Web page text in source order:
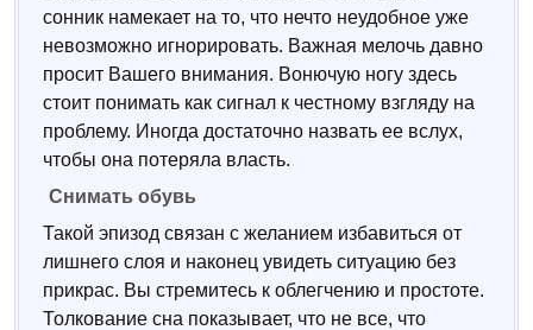
сонник намекает на то, что нечто неудобное уже
невозможно игнорировать. Важная мелочь давно
просит Вашего внимания. Вонючую ногу здесь
стоит понимать как сигнал к честному взгляду на
проблему. Иногда достаточно назвать ее вслух,
чтобы она потеряла власть.
Снимать обувь
Такой эпизод связан с желанием избавиться от
лишнего слоя и наконец увидеть ситуацию без
прикрас. Вы стремитесь к облегчению и простоте.
Толкование сна показывает, что не все, что